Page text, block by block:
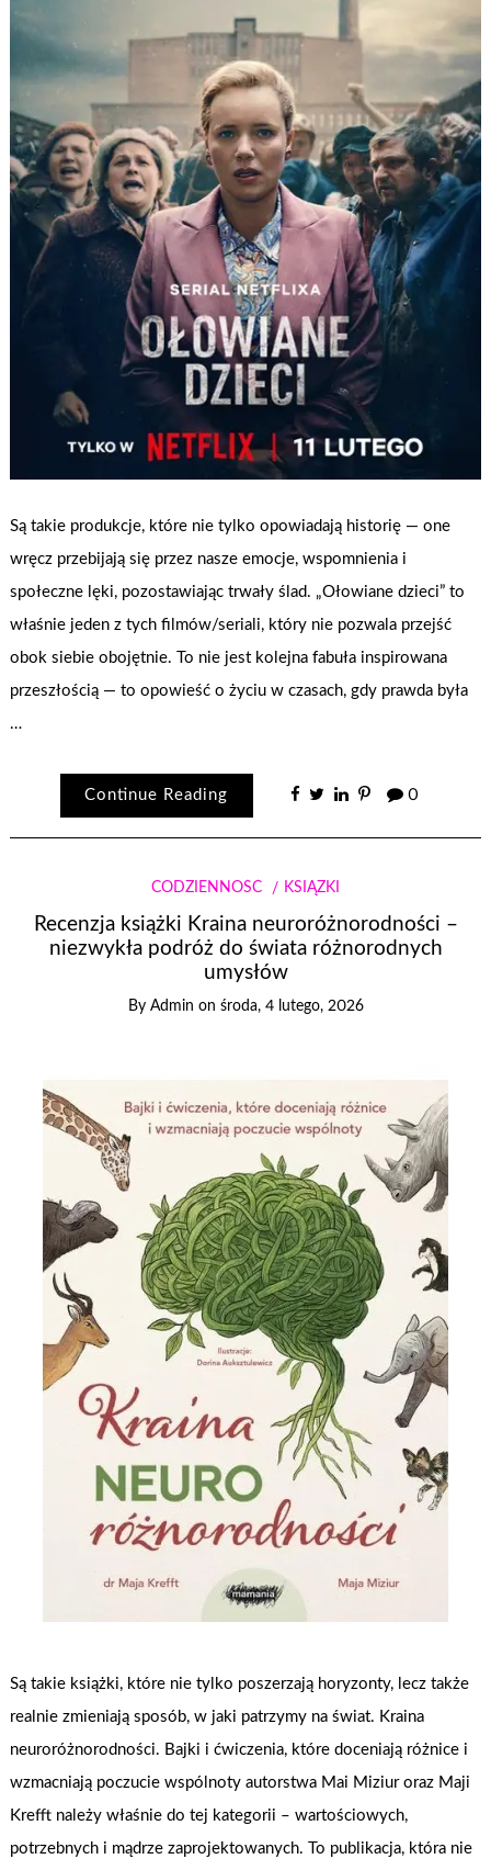
Są takie produkcje, które nie tylko opowiadają historię — one
wręcz przebijają się przez nasze emocje, wspomnienia i
społeczne lęki, pozostawiając trwały ślad. „Ołowiane dzieci” to
właśnie jeden z tych filmów/seriali, który nie pozwala przejść
obok siebie obojętnie. To nie jest kolejna fabuła inspirowana
przeszłością — to opowieść o życiu w czasach, gdy prawda była
…
Continue Reading 0
CODZIENNOŚĆ KSIĄŻKI
Recenzja książki Kraina neuroróżnorodności –
niezwykła podróż do świata różnorodnych
umysłów
By Admin on środa, 4 lutego, 2026
Są takie książki, które nie tylko poszerzają horyzonty, lecz także
realnie zmieniają sposób, w jaki patrzymy na świat. Kraina
neuroróżnorodności. Bajki i ćwiczenia, które doceniają różnice i
wzmacniają poczucie wspólnoty autorstwa Mai Miziur oraz Maji
Krefft należy właśnie do tej kategorii – wartościowych,
potrzebnych i mądrze zaprojektowanych. To publikacja, która nie